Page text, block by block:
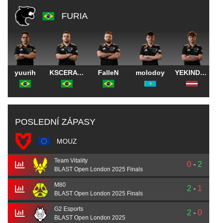
FURIA
yuurih KSCERATO FalleN molodoy YEKINDAR
POSLEDNÍ ZÁPASY
MOUZ
Team Vitality
BLAST Open London 2025 Finals
0 - 2
M80
BLAST Open London 2025 Finals
2 - 1
G2 Esports
BLAST Open London 2025
2 - 0